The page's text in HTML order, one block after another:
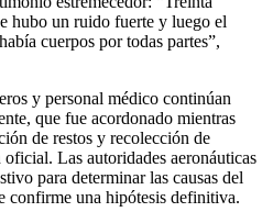
hubo un ruido fuerte y luego el
cuerpos por todas partes”,
y personal médico continúan
que fue acordonado mientras
de restos y recolección de
Las autoridades aeronáuticas
para determinar las causas del
confirme una hipótesis definitiva.